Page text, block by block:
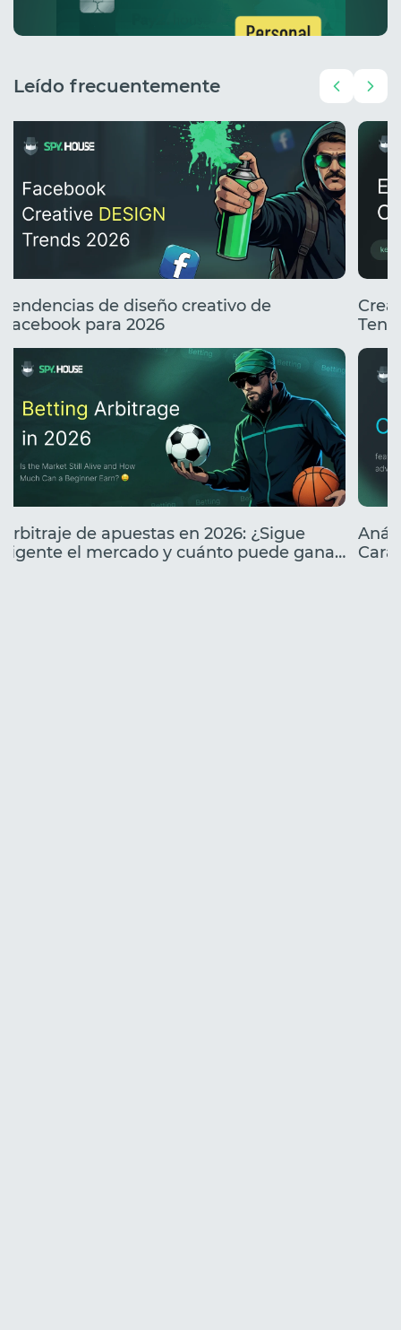
Leído frecuentemente
Tendencias de diseño creativo de
Facebook para 2026
Arbitraje de apuestas en 2026: ¿Sigue
vigente el mercado y cuánto puede ganar